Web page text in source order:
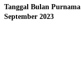
Tanggal Bulan Purnama
September 2023